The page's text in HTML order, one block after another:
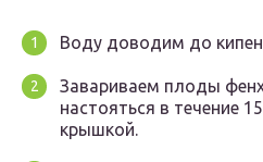
Воду доводим до
Завариваем плоды
настояться в течение
крышкой.